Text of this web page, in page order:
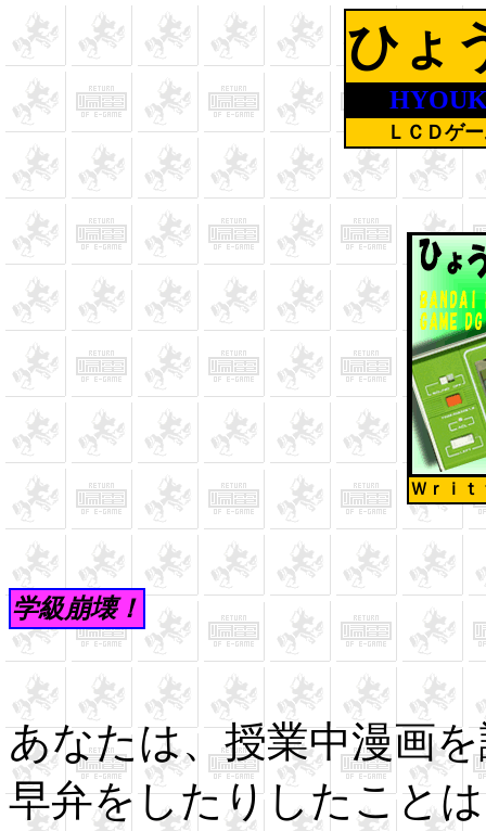
ひょ
ＬＣＤゲ
Ｗｒｉ
学級崩壊！
あなたは、授業中漫画
早弁をしたりしたこと